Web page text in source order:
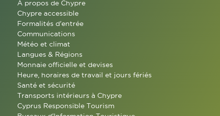
À propos de Chypre
Chypre accessible
Formalités d'entrée
Communications
Météo et climat
Langues & Régions
Monnaie officielle et devises
Heure, horaires de travail et jours fériés
Santé et sécurité
Transports intérieurs à Chypre
Cyprus Responsible Tourism